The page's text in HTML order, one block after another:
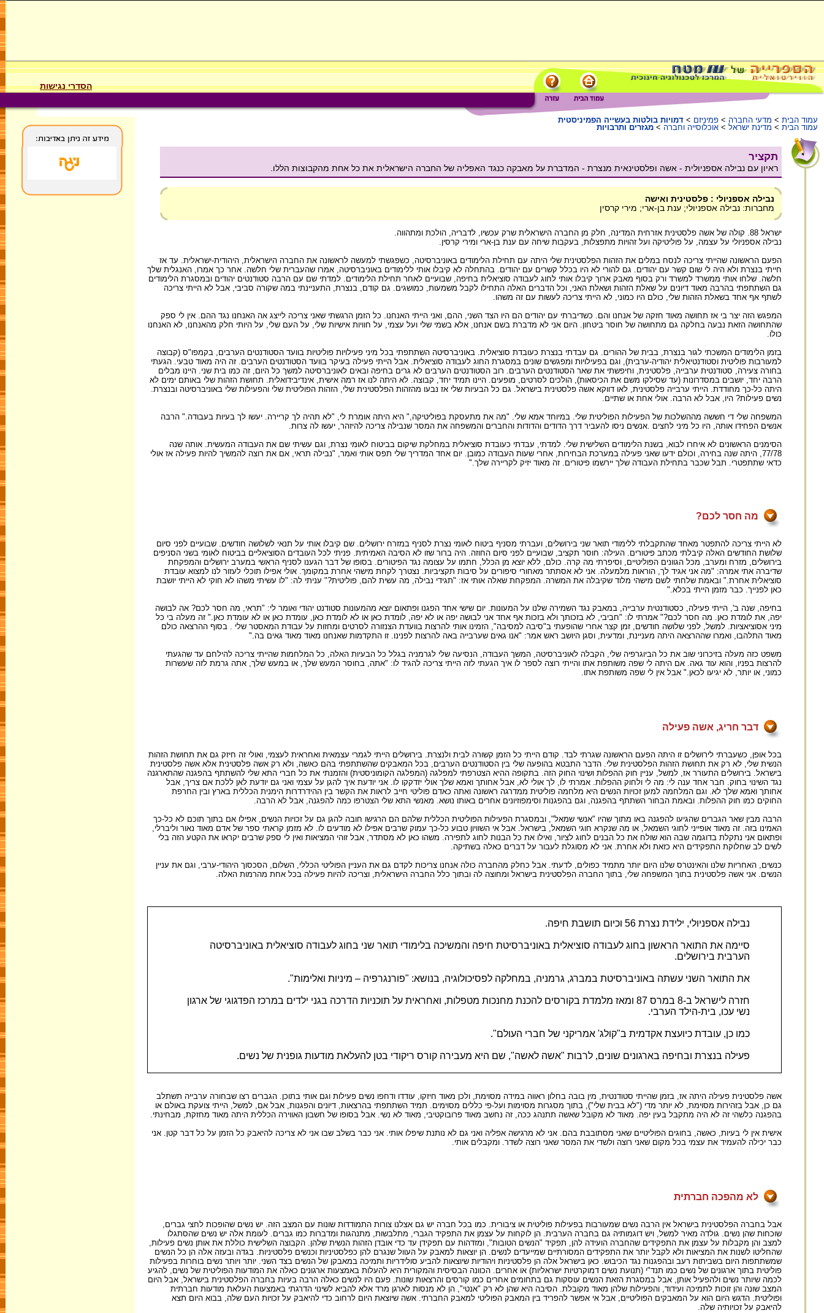
הסדרי נגישות
עמוד הבית > מדעי החברה > פמיניזם > דמויות בולטות בעשייה הפמיניסטית
עמוד הבית > מדינת ישראל > אוכלוסייה וחברה > מגזרים ותרבויות
תקציר
ראיון עם נבילה אספניולית - אשה ופלסטינאית מנצרת - המדברת על מאבקה כנגד האפליה של החברה הישראלית את כל אחת מהקבוצות הללו.
נבילה אספניולי : פלסטינית ואישה
מחברות: נבילה אספניולי; ענת בן-ארי; מירי קרסין
ישראל 88. קולה של אשה פלסטינית אזרחית המדינה, חלק מן החברה הישראלית שרק עכשיו, לדבריה, הולכת ומתהווה.
נבילה אספניולי על עצמה, על פוליטיקה ועל זהויות מתפצלות, בעקבות שיחה עם ענת בן-ארי ומירי קרסין.
הפעם הראשונה שהייתי צריכה לנסח במלים את הזהות הפלסטינית שלי היתה עם תחילת הלימודים באוניברסיטה, כשפגשתי למעשה לראשונה את החברה הישראלית, היהודית-ישראלית. עד אז
חייתי בנצרת ולא היה לי שום קשר עם יהודים. גם להורי לא היו בכלל קשרים עם יהודים. בהתחלה לא קיבלו אותי ללימודים באוניברסיטה, אמרו שהעברית שלי חלשה. אחר כך אמרו, האנגלית שלך
חלשה. שלחו אותי ממשרד למשרד ורק בסוף מאבק ארוך קיבלו אותי לחוג לעבודה סוציאלית בחיפה, שבועיים לאחר תחילת הלימודים. למדתי שם עם הרבה סטודנטים יהודים ובמסגרת הלימודים
גם השתתפתי בהרבה מאוד דיונים על שאלת הזהות ושאלת האני, וכל הדברים האלה התחילו לקבל משמעות, כמושגים. גם קודם, בנצרת, התעניינתי במה שקורה סביבי, אבל לא הייתי צריכה
לשתף אף אחד בשאלת הזהות שלי, כולם היו כמוני, לא הייתי צריכה לעשות עם זה משהו.
המפגש הזה יצר בי אז תחושה מאוד חזקה של אנחנו והם. כשדיברתי עם יהודים הם היו הצד השני, ההם, ואני הייתי האנחנו. כל הזמן הרגשתי שאני צריכה לייצג אה האנחנו נגד ההם. אין לי ספק
שהתחושה הזאת נבעה בחלקה גם מתחושה של חוסר ביטחון. היום אני לא מדברת בשם אנחנו, אלא בשמי שלי ועל עצמי, על חוויות אישיות שלי, על העם שלי, על היותי חלק מהאנחנו, לא האנחנו
כולו.
בזמן הלימודים המשכתי לגור בנצרת, בבית של ההורים. גם עבדתי בנצרת כעובדת סוציאלית. באוניברסיטה השתתפתי בכל מיני פעילויות פוליטיות בוועד הסטודנטים הערבים, בקמפו"ס (קבוצה
למעורבות פוליטית וסטודנטיאלית יהודיה-ערבית), וגם בפעילויות ומפגשים שונים במסגרת החוג לעבודה סוציאלית. אבל הייתי פעילה בעיקר בוועד הסטודנטים הערבים. זה היה מאוד טבעי. הגעתי
בחורה צעירה, סטודנטית ערבייה, פלסטינית, וחיפשתי את שאר הסטודנטים הערבים. רוב הסטודנטים הערבים לא גרים בחיפה ובאים לאוניברסיטה למשך כל היום, זה כמו בית שני. היינו מבלים
הרבה יחד, יושבים במסדרונות (עד שסילקו משם את הכיסאות), הולכים לסרטים, מופעים. היינו תמיד יחד, קבוצה. לא היתה לנו אז רמה אישית, אינדיבידואלית. תחושת הזהות שלי באותם ימים לא
היתה כל-כך מחודדת. הייתי ערבייה פלסטינית, לאו דווקא אשה פלסטינית בישראל. גם כל הבעיות שלי אז נבעו מהזהות הפלסטינית שלי, הזהות הפוליטית שלי והפעילות שלי באוניברסיטה ובנצרת.
נשים פעילות? היו, אבל לא הרבה. אולי אחת או שתיים.
המשפחה שלי די חששה מההשלכות של הפעילות הפוליטית שלי. במיוחד אמא שלי. "מה את מתעסקת בפוליטיקה," היא היתה אומרת לי, "לא תהיה לך קריירה. יעשו לך בעיות בעבודה." הרבה
אנשים הפחידו אותה, היו כל מיני לחצים .אנשים ניסו להעביר דרך הדודים והדודות והחברים והמשפחה את המסר שנבילה צריכה להיזהר, יעשו לה צרות.
הסימנים הראשונים לא איחרו לבוא, בשנת הלימודים השלישית שלי. למדתי, עבדתי כעובדת סוציאלית במחלקת שיקום בביטוח לאומי נצרת, וגם עשיתי שם את העבודה המעשית. אותה שנה
77/78, היתה שנה בחירה, וכולם ידעו שאני פעילה במערכת הבחירות, אחרי שעות העבודה כמובן. יום אחד המדריך שלי תפס אותי ואמר, "נבילה תראי, אם את רוצה להמשיך להיות פעילה אז אולי
כדאי שתתפטרי. תבל שכבר בתחילת העבודה שלך יירשמו פיטורים. זה מאוד יזיק לקריירה שלך."
מה חסר לכם?
לא הייתי צריכה להתפטר מאחד שהתקבלתי ללימודי תואר שני בירושלים, ועברתי מסניף ביטוח לאומי נצרת לסניף במזרח ירושלים. שם קיבלו אותי על תנאי לשלושה חודשים. שבועיים לפני סיום
שלושת החודשים האלה קיבלתי מכתב פיטורים. העילה: חוסר תקציב, שבועיים לפני סיום החוזה. היה ברור שזו לא הסיבה האמיתית. פניתי לכל העובדים הסוציאליים בביטוח לאומי בשני הסניפים
בירושלים, מזרח ומערב, מכל הגוונים הפוליטיים, וסיפרתי מה קרה. כולם, ללא יוצא מן הכלל, חתמו על עצומה נגד הפיטורים. בסופו של דבר הגענו לסניף הראשי במערב ירושלים והמפקחת
שדיברה אתי אמרה: "מה אני אגיד לך, הוראות מלמעלה. אני לא אסתתר מאחורי סיפורים על סיבות תקציביות. נצטרך לקחת מישהי אחרת במקומך. אולי אפילו תוכלי לעזור לנו למצוא עובדת
סוציאלית אחרת." ובאמת שלחתי לשם מישהי מלוד שקיבלה את המשרה. המפקחת שאלה אותי אז: "תגידי נבילה, מה עשית להם, פוליטית?" עניתי לה: "לו עשיתי משהו לא חוקי לא הייתי יושבת
כאן לפנייך. כבר מזמן הייתי בכלא."
בחיפה, שנה ב', הייתי פעילה, כסטודנטית ערבייה, במאבק נגד השמירה שלנו על המעונות. יום שישי אחד הפגנו ופתאום יוצא מהמעונות סטודנט יהודי ואומר לי: "תראי, מה חסר לכם? אה לבושה
יפה, את לומדת כאן. מה חסר לכם?" אמרתי לו: "חביבי, לא בזכותך ולא בזכות אף אחד אני לבושה יפה או לא יפה, לומדת כאן או לא לומדת כאן, עומדת כאן או לא עומדת כאן." זה מעלה בי כל
מיני אסוציאציות. למשל, לפני שלושה חודשים, זמן קצר אחרי שהופעתי ב"סיבה למסיבה", הזמינו אותי להרצות בוועדת הצנזורה לסרטים ומחזות על עבודת המאסטר שלי . בסוף ההרצאה כולם
מאוד התלהבו, ואמרו שההרצאה היתה מעניינת, ומדעית, וסגן היושב ראש אמר: "אנו גאים שערבייה באה להרצות לפנינו. זו התקדמות שאנחנו מאוד מאוד גאים בה."
משפט כזה מעלה בזיכרוני שוב את כל הביוגרפיה שלי, הקבלה לאוניברסיטה, המשך העבודה, הנסיעה שלי לגרמניה בגלל כל הבעיות האלה, כל המלחמות שהייתי צריכה להילחם עד שהגעתי
להרצות בפניו, והוא עוד גאה. אם היתה לי שפה משותפת אתו והייתי רוצה לספר לו איך הגעתי לזה הייתי צריכה להגיד לו: "אתה, בחוסר המעש שלך, או במעש שלך, אתה גרמת לזה שעשרות
כמוני, או יותר, לא יגיעו לכאן." אבל אין לי שפה משותפת אתו.
דבר חריג, אשה פעילה
בכל אופן, כשעברתי לירושלים זו היתה הפעם הראשונה שגרתי לבד. קודם הייתי כל הזמן קשורה לבית ולנצרת. בירושלים הייתי לגמרי עצמאית ואחראית לעצמי, ואולי זה חיזק גם את תחושת הזהות
הנשית שלי, לא רק את תחושת הזהות הפלסטינית שלי. הדבר התבטא בהופעה שלי בין הסטודנטים הערבים, בכל המאבקים שהשתתפתי בהם כאשה, ולא רק אשה פלסטינית אלא אשה פלסטינית
בישראל. בירושלים התעורר אז, למשל, עניין חוק ההפלות ושינוי החוק הזה. בתקופה ההיא הצטרפתי למפלגה (המפלגה הקומוניסטית) והזמנתי את כל חברי התא שלי להשתתף בהפגנה שהתארגנה
נגד השינוי בחוק. חבר אחד ענה לי: מה לי ולחוק ההפלות. אמרתי לו, לך אולי לא, אבל אחותך ואמא שלך אולי יזדקקו לו. אני יודעת איך להגן על עצמי ואני גם יודעת לאן ללכת אם צריך, אבל
אחותך ואמא שלך לא. וגם המלחמה למען זכויות הנשים היא מלחמה פוליטית ממדרגה ראשונה ואתה כאדם פוליטי חייב לראות את הקשר בין ההידרדרות הימנית הכללית בארץ ובין החרפת
החוקים כמו חוק ההפלות. ובאמת הבחור השתתף בהפגנה, וגם בהפגנות וסימפוזיונים אחרים באותו נושא. מאנשי התא שלי הצטרפו כמה להפגנה, אבל לא הרבה.
הרבה מבין שאר הגברים שהגיעו להפגנה באו מתוך שהיו "אנשי שמאל", ובמסגרת הפעילות הפוליטית הכללית שלהם הם הרגישו חובה להגן גם על זכויות הנשים, אפילו אם בתוך תוכם לא כל-כך
האמינו בזה. זה מאוד אופייני לחוגי השמאל, או מה שנקרא חוגי השמאל, בישראל. אבל אי השוויון טבוע כל-כך עמוק שרבים אפילו לא מודעים לו. לא מזמן קראתי ספר של אדם מאוד נאור וליברלי,
ופתאום אני נתקלת בדוגמה שבה הוא שולח את כל הבנים לחוג לציור, ואילו את כל הבנות לחוג לתפירה. משהו כאן לא מסתדר, אבל זוהי המציאות ואין לי ספק שרבים יקראו את הקטע הזה בלי
לשים לב שחלוקת התפקידים היא כזאת ולא אחרת. אני לא מסוגלת לעבור על דברים כאלה בשתיקה.
כנשים, האחריות שלנו והאינטרס שלנו היום יותר מתמיד כפולים, לדעתי. אבל כחלק מהחברה כולה אנחנו צריכות לקדם גם את העניין הפוליטי הכללי, השלום, הסכסוך היהודי-ערבי, וגם את עניין
הנשים. אני אשה פלסטינית בתוך המשפחה שלי, בתוך החברה הפלסטינית בישראל ומחוצה לה ובתוך כלל החברה הישראלית, וצריכה להיות פעילה בכל אחת מהרמות האלה.
נבילה אספניולי, ילידת נצרת 56 וכיום תושבת חיפה.
סיימה את התואר הראשון בחוג לעבודה סוציאלית באוניברסיטת חיפה והמשיכה בלימודי תואר שני בחוג לעבודה סוציאלית באוניברסיטה
הערבית בירושלים.
את התואר השני עשתה באוניברסיטת במברג, גרמניה, במחלקה לפסיכולוגיה, בנושא: "פורנגרפיה – מיניות ואלימות".
חזרה לישראל ב-8 במרס 87 ומאז מלמדת בקורסים להכנת מחנכות מטפלות, ואחראית על תוכניות הדרכה בגני ילדים במרכז הפדגוגי של ארגון
נשי עכו, בית-הילד הערבי.
כמו כן, עובדת כיועצת אקדמית ב"קולג' אמריקני של חברי העולם".
פעילה בנצרת ובחיפה בארגונים שונים, לרבות "אשה לאשה", שם היא מעבירה קורס ריקודי בטן להעלאת מודעות גופנית של נשים.
אשה פלסטינית פעילה היתה אז, בזמן שהייתי סטודנטית, מין בובה בחלון ראווה במידה מסוימת, ולכן מאוד חיזקו, עודדו ודחפו נשים פעילות וגם אותי בתוכן. הגברים רצו שבחורה ערבייה תשתלב
גם כן, אבל בזהירות מסוימת, לא יותר מדי ("לא בבית שלי"), בתוך מסגרות מסוימות ועל-פי כללים מסוימים. תמיד השתתפתי בהרצאות, דיונים והפגנות, אבל אם, למשל, הייתי צועקת באולם או
בהפגנה כלשהי זה לא היה מתקבל בעין יפה. מאוד לא מקובל שאשה תתנהג ככה, זה נחשב מאוד פרובוקטיבי, מאוד לא נשי. אבל בסופו של חשבון האווירה הכללית היתה מאוד מחזקת, מבחינתי.
אישית אין לי בעיות, כאשה, בחוגים הפוליטיים שאני מסתובבת בהם. אני לא מרגישה אפליה ואני גם לא נותנת שיפלו אותי. אני כבר בשלב שבו אני לא צריכה להיאבק כל הזמן על כל דבר קטן. אני
כבר יכילה להעמיד את עצמי בכל מקום שאני רוצה ולשדי את המסר שאני רוצה לשדר. ומקבלים אותי.
לא מהפכה חברתית
אבל בחברה הפלסטינית בישראל אין הרבה נשים שמעורבות בפעילות פוליטית או ציבורית. כמו בכל חברה יש גם אצלנו צורות התמודדות שונות עם המצב הזה. יש נשים שהופכות לחצי גברים,
שוכחות שהן נשים. גולדה מאיר למשל, ויש דוגמותיה גם בחברה הערבית. הן לוקחות על עצמן את התפקיד הגברי, מתלבשות, מתנהגות ומדברות כמו גברים. לעומת אלה יש נשים שהסתגלו
למצב והן מקבלות על עצמן את התפקידים שהחברה הועידה להן, תפקיד "הנשים הטובות", ומזדהות עם תפקידן עד כדי אובדן הזהות הנשית שלהן. הקבוצה השלישית כוללת את אותן נשים פעילות,
שהחליטו לשנות את המציאות ולא לקבל יותר את התפקידים המסורתיים שמייעדים לנשים. הן יוצאות למאבק על העוול שנגרם להן כפלסטיניות וכנשים פלסטיניות. בגדה ובעזה אלה הן כל הנשים
שמשתתפות היום בשביתות רעב ובהפגנות נגד הכיבוש. כאן בישראל אלה הן פלסטיניות ויהודיות שיוצאות להביע סולידריות ותמיכה במאבקן של הנשים בצד השני. יותר ויותר נשים בוחרות בפעילות
פוליטית בתוך ארגונים של נשים כמו תנד"י (תנועת נשים דמוקרטיות ישראליות) או אחרים. הכוונה הבסיסית והמקורית היא להעלות באמצעות ארגונים כאלה את המודעות הפוליטית של נשים, להגיע
לכמה שיותר נשים ולהפעיל אותן, אבל במסגרת הזאת הנשים עוסקות גם בתחומים אחרים כמו קורסים והרצאות שונות. פעם היו לנשים כאלה הרבה בעיות בחברה הפלסטינית בישראל, אבל היום
המצב שונה והן זוכות לתמיכה ועידוד, והפעילות שלהן מאוד מקובלת. הסיבה היא שהן לא רק "אנטי", הן לא מנסות לארגן מרד אלא להביא לשינוי הדרגתי באמצעות העלאת מודעות חברתית
ופוליטית. הדגש היום הוא על המאבקים הפוליטיים, אבל אי אפשר להפריד בין המאבק הפוליטי למאבק החברתי. אשה שיוצאת היום לרחוב כדי להיאבק על זכויות העם שלה, בבוא היום תצא
להיאבק על זכויותיה שלה.